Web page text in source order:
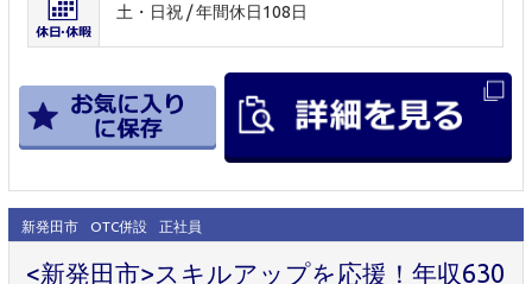
土・日祝 / 年間休日108日
新発田市 OTC併設 正社員
<新発田市>スキルアップを応援！年収630